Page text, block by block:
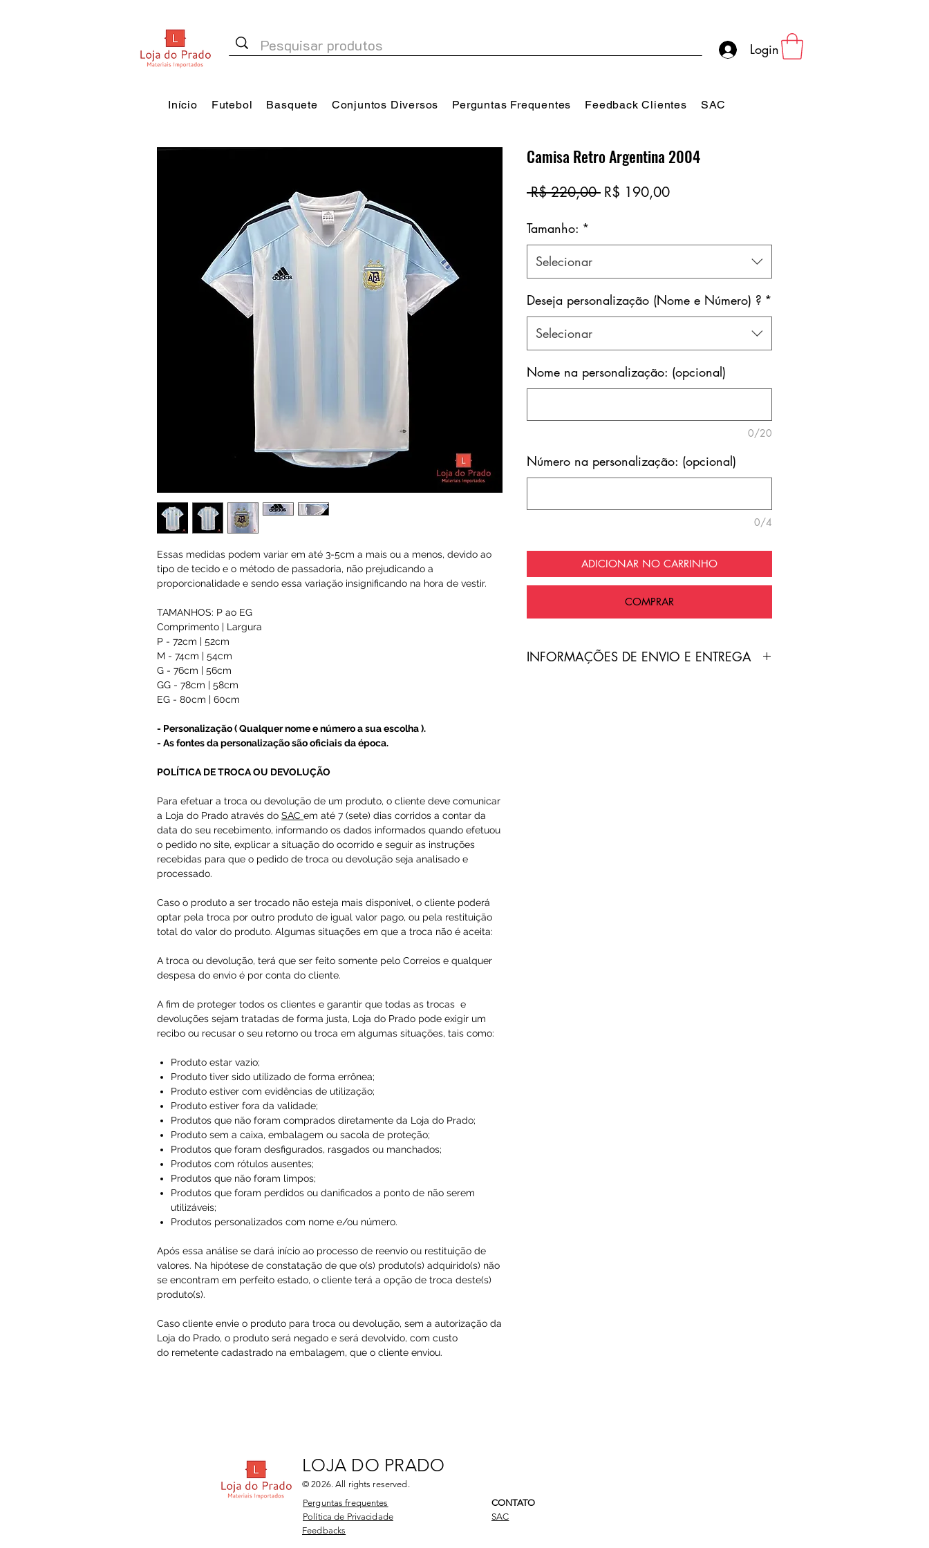
Login
Início Futebol Basquete Conjuntos Diversos Perguntas Frequentes Feedback Clientes SAC
Essas medidas podem variar em até 3-5cm a mais ou a menos, devido ao
tipo de tecido e o método de passadoria, não prejudicando a
proporcionalidade e sendo essa variação insignificando na hora de vestir.
TAMANHOS: P ao EG
Comprimento | Largura
P - 72cm | 52cm
M - 74cm | 54cm
G - 76cm | 56cm
GG - 78cm | 58cm
EG - 80cm | 60cm
- Personalização ( Qualquer nome e número a sua escolha ).
- As fontes da personalização são oficiais da época.
POLÍTICA DE TROCA OU DEVOLUÇÃO
Para efetuar a troca ou devolução de um produto, o cliente deve comunicar
a Loja do Prado através do SAC em até 7 (sete) dias corridos a contar da
data do seu recebimento, informando os dados informados quando efetuou
o pedido no site, explicar a situação do ocorrido e seguir as instruções
recebidas para que o pedido de troca ou devolução seja analisado e
processado.
Caso o produto a ser trocado não esteja mais disponível, o cliente poderá
optar pela troca por outro produto de igual valor pago, ou pela restituição
total do valor do produto. Algumas situações em que a troca não é aceita:
A troca ou devolução, terá que ser feito somente pelo Correios e qualquer
despesa do envio é por conta do cliente.
A fim de proteger todos os clientes e garantir que todas as trocas e
devoluções sejam tratadas de forma justa, Loja do Prado pode exigir um
recibo ou recusar o seu retorno ou troca em algumas situações, tais como:
Produto estar vazio;
Produto tiver sido utilizado de forma errônea;
Produto estiver com evidências de utilização;
Produto estiver fora da validade;
Produtos que não foram comprados diretamente da Loja do Prado;
Produto sem a caixa, embalagem ou sacola de proteção;
Produtos que foram desfigurados, rasgados ou manchados;
Produtos com rótulos ausentes;
Produtos que não foram limpos;
Produtos que foram perdidos ou danificados a ponto de não serem
utilizáveis;
Produtos personalizados com nome e/ou número.
Após essa análise se dará início ao processo de reenvio ou restituição de
valores. Na hipótese de constatação de que o(s) produto(s) adquirido(s) não
se encontram em perfeito estado, o cliente terá a opção de troca deste(s)
produto(s).
Caso cliente envie o produto para troca ou devolução, sem a autorização da
Loja do Prado, o produto será negado e será devolvido, com custo
do remetente cadastrado na embalagem, que o cliente enviou.​
Camisa Retro Argentina 2004
R$ 220,00 Preço
R$ 190,00Preço
Tamanho: *
Selecionar
Deseja personalização (Nome e Número) ? *
Selecionar
Nome na personalização: (opcional)
0/20
Número na personalização: (opcional)
0/4
ADICIONAR NO CARRINHO
COMPRAR
​INFORMAÇÕES DE ENVIO E ENTREGA
LOJA DO PRADO
© 2026. All rights reserved.
Perguntas frequentes
Política de Privacidade
CONTATO
SAC
Feedbacks